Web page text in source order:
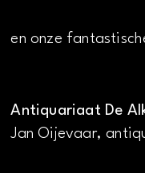
en onze
Antiquariaat De
Jan Oijevaar,